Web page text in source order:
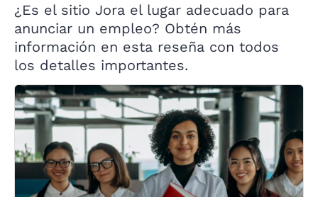
¿Es el sitio Jora el lugar adecuado para
anunciar un empleo? Obtén más
información en esta reseña con todos
los detalles importantes.